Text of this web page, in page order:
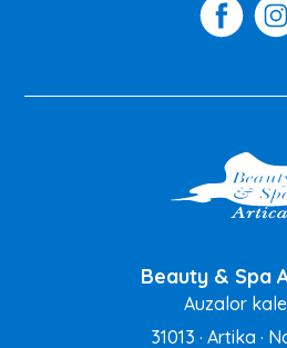
Beauty & Spa
Auzalor
31013 · Artika ·